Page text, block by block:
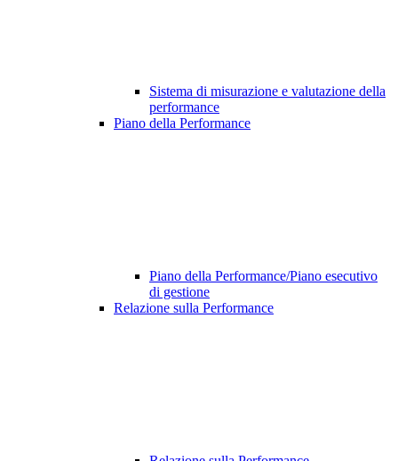
Sistema di misurazione e valutazione della
performance
Piano della Performance
Piano della Performance/Piano esecutivo
di gestione
Relazione sulla Performance